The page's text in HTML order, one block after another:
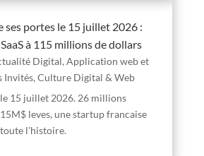
ses portes le 15 juillet 2026 :
à 115 millions de dollars
Digital, Application web et
Invités, Culture Digital & Web
15 juillet 2026. 26 millions
leves, une startup francaise
l’histoire.